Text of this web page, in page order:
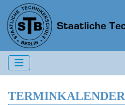
TERMINKALENDER